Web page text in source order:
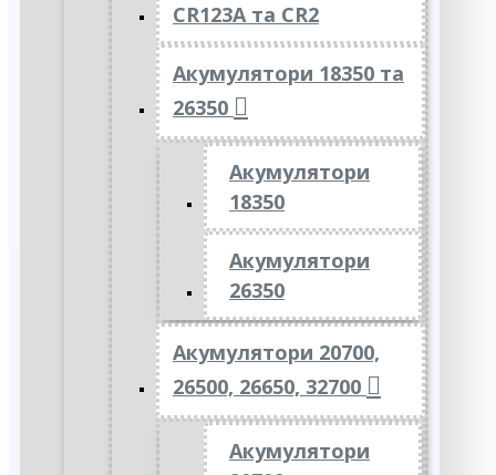
CR123A та CR2
Акумулятори 18350 та
26350
Акумулятори
18350
Акумулятори
26350
Акумулятори 20700,
26500, 26650, 32700
Акумулятори